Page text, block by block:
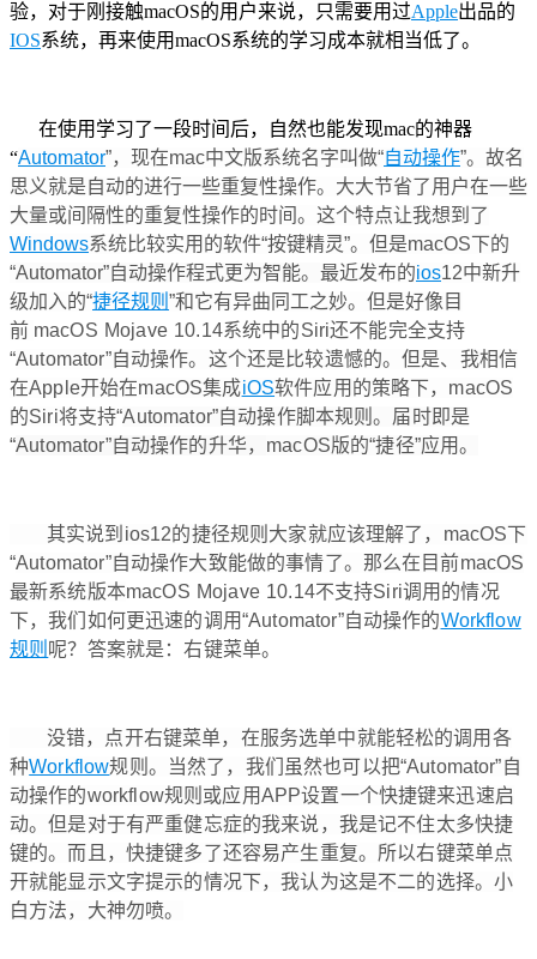
验，对于刚接触macOS的用户来说，只需要用过Apple出品的
IOS系统，再来使用macOS系统的学习成本就相当低了。
在使用学习了一段时间后，自然也能发现mac的神器
“Automator”，现在mac中文版系统名字叫做“自动操作”。故名
思义就是自动的进行一些重复性操作。大大节省了用户在一些
大量或间隔性的重复性操作的时间。这个特点让我想到了
Windows系统比较实用的软件“按键精灵”。但是macOS下的
“Automator”自动操作程式更为智能。 最近发布的ios12中新升
级加入的“捷径规则 ”和它有异曲同工之妙。但是好像目
前 macOS Mojave 10.14系统中的Siri还不能完全支持
“Automator”自动操作。这个还是比较遗憾的。但是、我相信
在Apple开始在macOS集成iOS软件应用的策略下，macOS
的Siri将支持“Automator”自动操作脚本规则。届时即是
“Automator”自动操作的升华， macOS版的“捷径”应用。
其实说到ios12的捷径规则大家就应该理解了，macOS下
“Automator”自动操作大致能做的事情了。那么在目前macOS
最新系统版本macOS Mojave 10.14不支持Siri调用的情况
下，我们如何更迅速的调用“Automator”自动操作的Workflow
规则 呢？答案就是：右键菜单。
没错，点开右键菜单，在服务选单中就能轻松的调用各
种Workflow规则。当然了，我们虽然也可以把“Automator”自
动操作的workflow规则或应用APP设置一个快捷键来迅速启
动。但是对于有严重健忘症的我来说，我是记不住太多快捷
键的。而且，快捷键多了还容易产生重复。所以右键菜单点
开就能显示文字提示的情况下，我认为这是不二的选择。小
白方法，大神勿喷。